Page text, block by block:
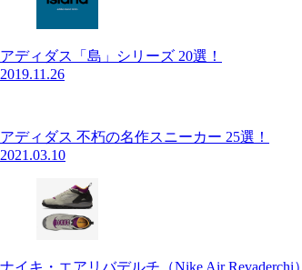
アディダス「島」シリーズ 20選！
2019.11.26
アディダス 不朽の名作スニーカー 25選！
2021.03.10
ナイキ・エアリバデルチ（Nike Air Revaderchi）